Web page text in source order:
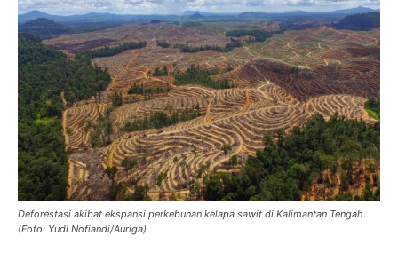
Deforestasi akibat ekspansi perkebunan kelapa sawit di Kalimantan Tengah.
(Foto: Yudi Nofiandi/Auriga)